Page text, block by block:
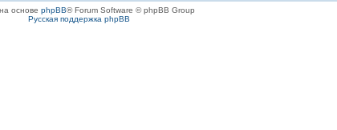
основе phpBB® Forum Software © phpBB Group
Русская поддержка phpBB